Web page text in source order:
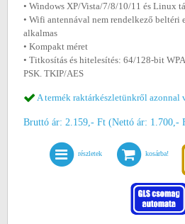
• Windows XP/Vista/7/8/10/11 és Linux
• Wifi antennával nem rendelkező beltéri
alkalmas
• Kompakt méret
• Titkosítás és hitelesítés: 64/128-bit
PSK. TKIP/AES
A termék raktárkészletünkről azonnal
Bruttó ár: 2.159,- Ft (Nettó ár: 1.700,-
részletek kosárba!